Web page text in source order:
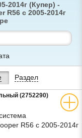
2014г (Купер) -
R56 с 2005-2014г
Раздел
(2752290)
R56 с 2005-2014г